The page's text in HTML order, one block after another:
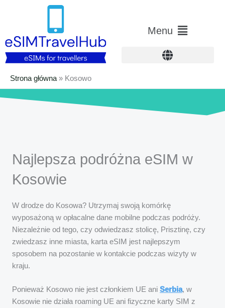
Menu
Menu
Strona główna » Kosowo
Najlepsza podróżna eSIM w
Kosowie
W drodze do Kosowa? Utrzymaj swoją komórkę
wyposażoną w opłacalne dane mobilne podczas podróży.
Niezależnie od tego, czy odwiedzasz stolicę, Prisztinę, czy
zwiedzasz inne miasta, karta eSIM jest najlepszym
sposobem na pozostanie w kontakcie podczas wizyty w
kraju.
Ponieważ Kosowo nie jest członkiem UE ani Serbia, w
Kosowie nie działa roaming UE ani fizyczne karty SIM z